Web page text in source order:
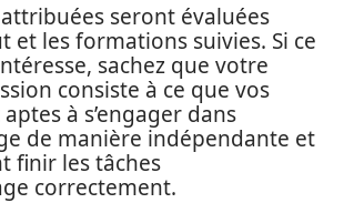
seront évaluées
et les formations suivies. Si ce
sachez que votre
consiste à ce que vos
à s’engager dans
de manière indépendante et
finir les tâches
correctement.